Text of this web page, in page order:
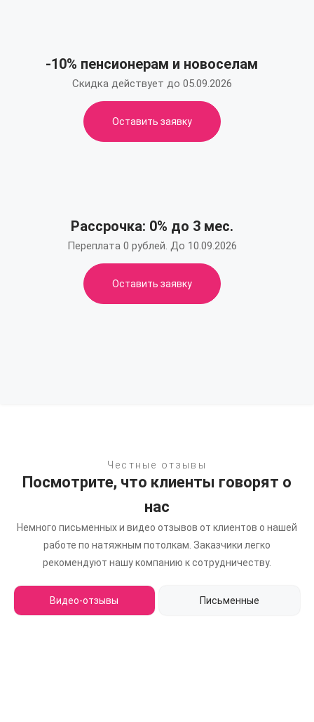
-10% пенсионерам и новоселам
Скидка действует до 05.09.2026
Оставить заявку
Рассрочка: 0% до 3 мес.
Переплата 0 рублей. До 10.09.2026
Оставить заявку
Честные отзывы
Посмотрите, что клиенты говорят о
нас
Немного письменных и видео отзывов от клиентов о нашей
работе по натяжным потолкам. Заказчики легко
рекомендуют нашу компанию к сотрудничеству.
Видео-отзывы Письменные